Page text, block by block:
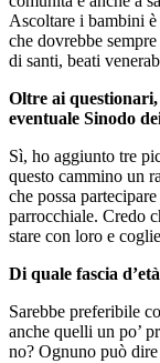
Ascoltare i bambini è
che dovrebbe
di santi, beati
Oltre ai
eventuale Sinodo
Sì, ho aggiunto tre
questo cammino un
che possa
parrocchiale. Credo
stare con loro e
Di quale fascia
Sarebbe preferibile
anche quelli un po’
no? Ognuno può dire